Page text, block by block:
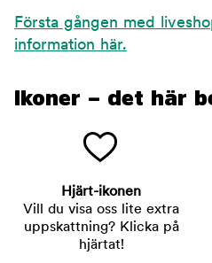
Första gången med
information här.
Ikoner – det här
Hjärt-ikonen
Vill du visa oss lite extra
uppskattning? Klicka på
hjärtat!